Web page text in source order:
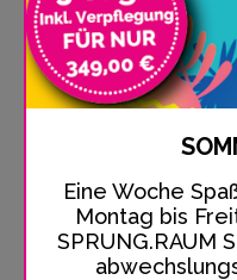
Eine Woche
Montag bis
SPRUNG.RAUM